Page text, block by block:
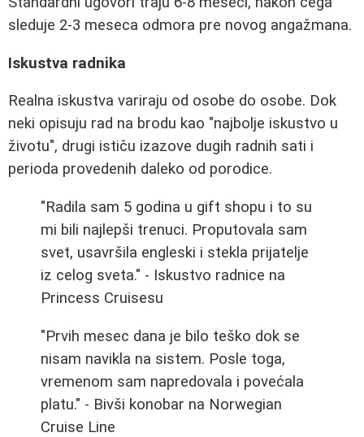
sleduje 2-3 meseca odmora pre novog angažmana.
Iskustva radnika
Realna iskustva variraju od osobe do osobe. Dok
neki opisuju rad na brodu kao "najbolje iskustvo u
životu", drugi ističu izazove dugih radnih sati i
perioda provedenih daleko od porodice.
"Radila sam 5 godina u gift shopu i to su
mi bili najlepši trenuci. Proputovala sam
svet, usavršila engleski i stekla prijatelje
iz celog sveta." - Iskustvo radnice na
Princess Cruisesu
"Prvih mesec dana je bilo teško dok se
nisam navikla na sistem. Posle toga,
vremenom sam napredovala i povećala
platu." - Bivši konobar na Norwegian
Cruise Line